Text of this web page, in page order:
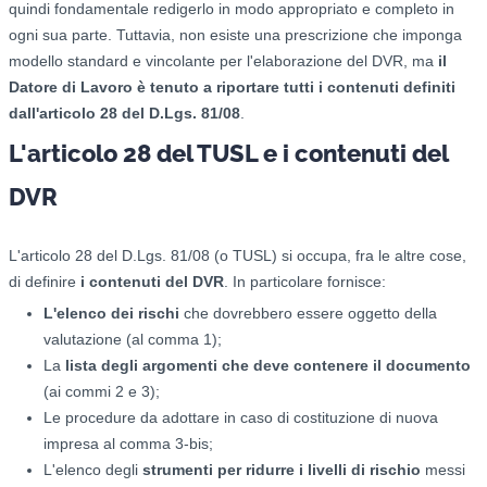
quindi fondamentale redigerlo in modo appropriato e completo in
ogni sua parte. Tuttavia, non esiste una prescrizione che imponga
modello standard e vincolante per l'elaborazione del DVR, ma il
Datore di Lavoro è tenuto a riportare tutti i contenuti definiti
dall'articolo 28 del D.Lgs. 81/08
L'articolo 28 del TUSL e i contenuti del
DVR
L'articolo 28 del D.Lgs. 81/08 (o TUSL) si occupa, fra le altre cose,
di definire i contenuti del DVR . In particolare fornisce:
L'elenco dei rischi che dovrebbero essere oggetto della
valutazione (al comma 1);
La lista degli argomenti che deve contenere il documento
(ai commi 2 e 3);
Le procedure da adottare in caso di costituzione di nuova
impresa al comma 3-bis;
L'elenco degli strumenti per ridurre i livelli di rischio messi